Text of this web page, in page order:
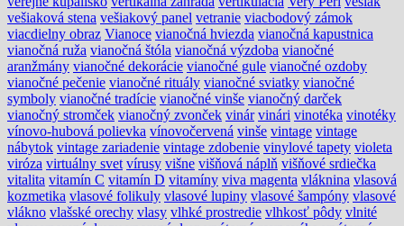
vešiaková stena vešiakový panel vetranie viacbodový zámok
viacdielny obraz Vianoce vianočná hviezda vianočná kapustnica
vianočná ruža vianočná štóla vianočná výzdoba vianočné
aranžmány vianočné dekorácie vianočné gule vianočné ozdoby
vianočné pečenie vianočné rituály vianočné sviatky vianočné
symboly vianočné tradície vianočné vinše vianočný darček
vianočný stromček vianočný zvonček vinár vinári vinotéka vinotéky
vínovo-hubová polievka vínovočervená vinše vintage vintage
nábytok vintage zariadenie vintage zdobenie vinylové tapety violeta
viróza virtuálny svet vírusy višne višňová náplň višňové srdiečka
vitalita vitamín C vitamín D vitamíny viva magenta vláknina vlasová
kozmetika vlasové folikuly vlasové lupiny vlasové šampóny vlasové
vlákno vlašské orechy vlasy vlhké prostredie vlhkosť pôdy vlnité